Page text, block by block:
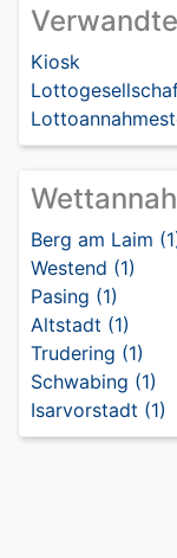
Kiosk
Berg am Laim
Westend (1)
Pasing (1)
Altstadt (1)
Trudering (1)
Schwabing (1)
Isarvorstadt (1)